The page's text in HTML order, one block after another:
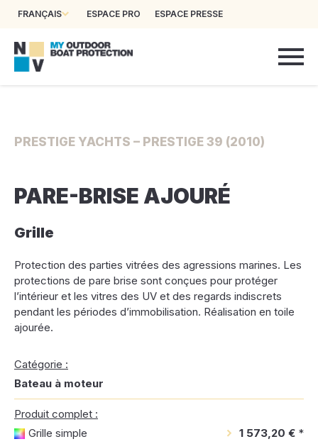
FRANÇAIS ESPACE PRO ESPACE PRESSE
PRESTIGE YACHTS – PRESTIGE 39 (2010)
PARE-BRISE AJOURÉ
Grille
Protection des parties vitrées des agressions marines. Les
protections de pare brise sont conçues pour protéger
l’intérieur et les vitres des UV et des regards indiscrets
pendant les périodes d’immobilisation. Réalisation en toile
ajourée.
Catégorie :
Bateau à moteur
Produit complet :
Grille simple
1 573,20 € *